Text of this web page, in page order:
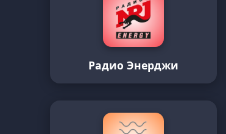
Радио Энерджи